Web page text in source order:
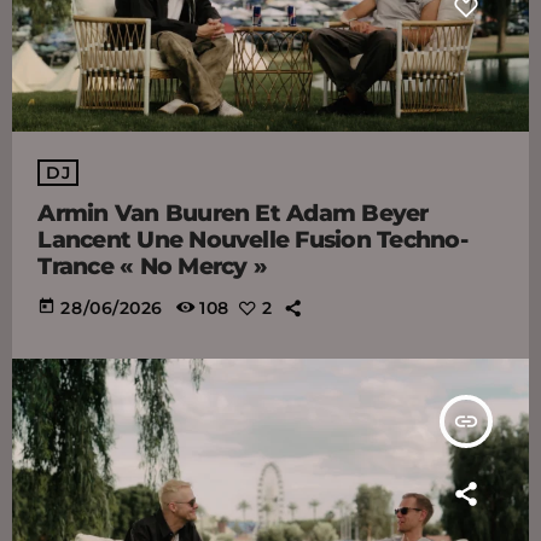
DJ
Armin Van Buuren Et Adam Beyer
Lancent Une Nouvelle Fusion Techno-
Trance « No Mercy »
today 28/06/2026 108 2
insert_link